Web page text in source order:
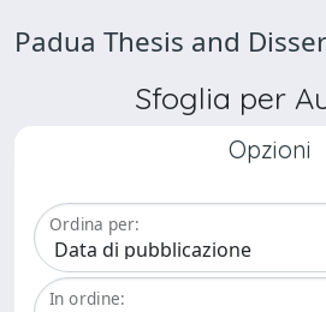
Padua Thesis and
Sfoglia per
Opzioni
Ordina per:
In ordine: